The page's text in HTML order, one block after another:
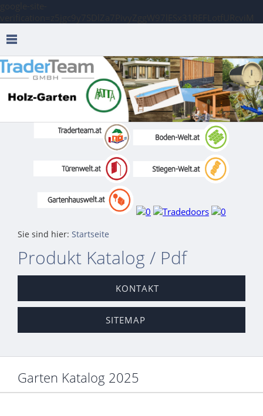
Sie sind hier: Startseite
Produkt Katalog / Pdf
KONTAKT
SITEMAP
Garten Katalog 2025